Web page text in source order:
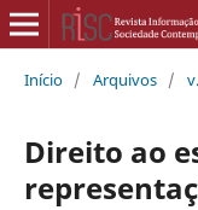
Início / Arquivos /
Direito ao